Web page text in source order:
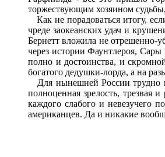
торжествующим хозяином судьбы,
Как не порадоваться итогу,
чреде заокеанских удач и
Бернетт вложила не отрешенно-
через истории Фаунтлероя,
полно и достоинства, и
богатого дедушки-лорда, а на
Для нынешней России трудно
полноценная зрелость,
каждого слабого и невезучего
американцев. Да и никакие